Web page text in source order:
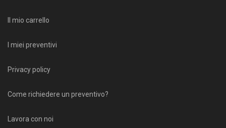
Il mio carrello
I miei preventivi
Privacy policy
Come richiedere un preventivo?
Lavora con noi